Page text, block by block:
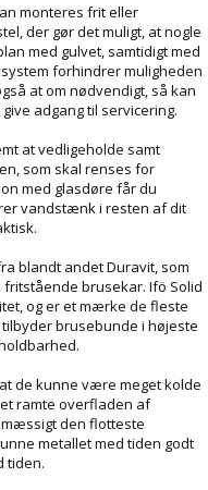
monteres frit eller
der gør det muligt, at nogle
med gulvet, samtidigt med
forhindrer muligheden
at om nødvendigt, så kan
adgang til servicering.
at vedligeholde samt
som skal renses for
med glasdøre får du
vandstænk i resten af dit
blandt andet Duravit, som
brusekar. Ifö Solid
og er et mærke de fleste
brusebunde i højeste
de kunne være meget kolde
ramte overfladen af
den flotteste
metallet med tiden godt
tiden.